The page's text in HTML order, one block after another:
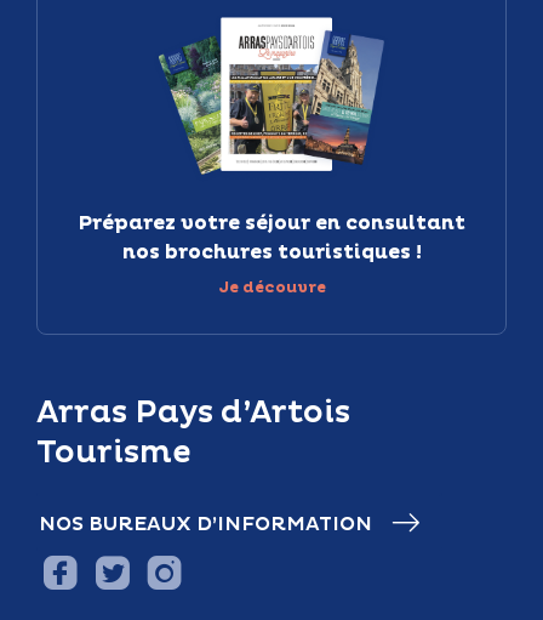
Arras Pays d’Artois
Tourisme
NOS BUREAUX D’INFORMATION
Préparez votre séjour en consultant
nos brochures touristiques !
Je découvre